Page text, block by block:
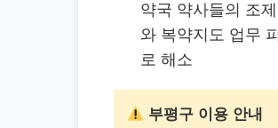
약국 약사들의 조제
와 복약지도 업무 피
로 해소
부평구 이용 안내